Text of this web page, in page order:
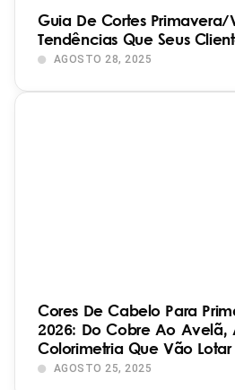
Guia De Cortes
Tendências Que Seus
AGOSTO 28, 2025
Cores De Cabelo Para
2026: Do Cobre Ao Avelã,
Colorimetria Que Vão
AGOSTO 25, 2025